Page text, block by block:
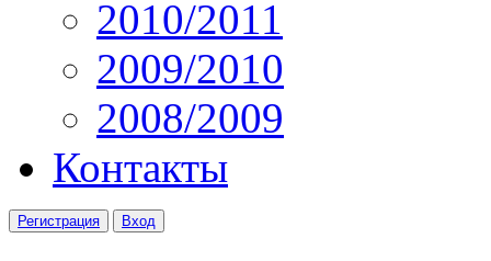
2010/2011
2009/2010
2008/2009
Контакты
Регистрация Вход